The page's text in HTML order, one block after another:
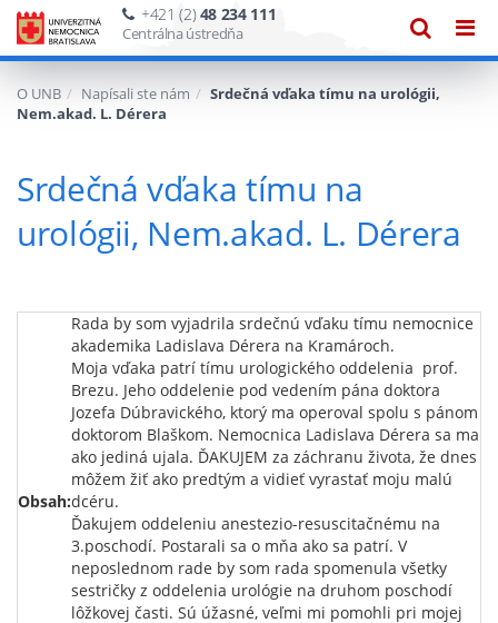
+421 (2)48 234 111
Centrálna ústredňa
O UNB Napísali ste nám
Srdečná vďaka tímu na urológii,
Nem.akad. L. Dérera
Srdečná vďaka tímu na
urológii, Nem.akad. L. Dérera
Obsah:
Rada by som vyjadrila srdečnú vďaku tímu nemocnice
akademika Ladislava Dérera na Kramároch.
Moja vďaka patrí tímu urologického oddelenia prof.
Brezu. Jeho oddelenie pod vedením pána doktora
Jozefa Dúbravického, ktorý ma operoval spolu s pánom
doktorom Blaškom. Nemocnica Ladislava Dérera sa ma
ako jediná ujala. ĎAKUJEM za záchranu života, že dnes
môžem žiť ako predtým a vidieť vyrastať moju malú
dcéru.
Ďakujem oddeleniu anestezio-resuscitačnému na
3.poschodí. Postarali sa o mňa ako sa patrí. V
neposlednom rade by som rada spomenula všetky
sestričky z oddelenia urológie na druhom poschodí
lôžkovej časti. Sú úžasné, veľmi mi pomohli pri mojej